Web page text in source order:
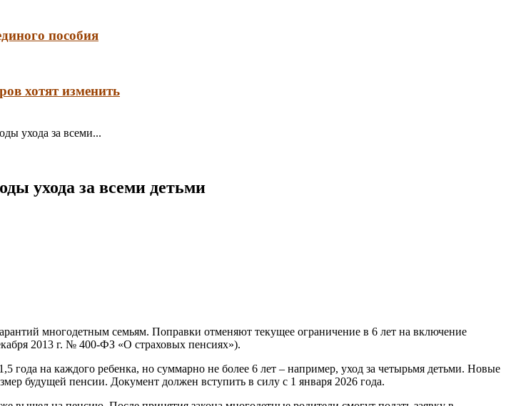
пособия
хотят изменить
ухода за всеми...
ухода за всеми детьми
многодетным семьям. Поправки отменяют текущее ограничение в 6 лет на включение
2013 г. № 400-ФЗ «О страховых пенсиях»).
года на каждого ребенка, но суммарно не более 6 лет – например, уход за четырьмя детьми. Новые
будущей пенсии. Документ должен вступить в силу с 1 января 2026 года.